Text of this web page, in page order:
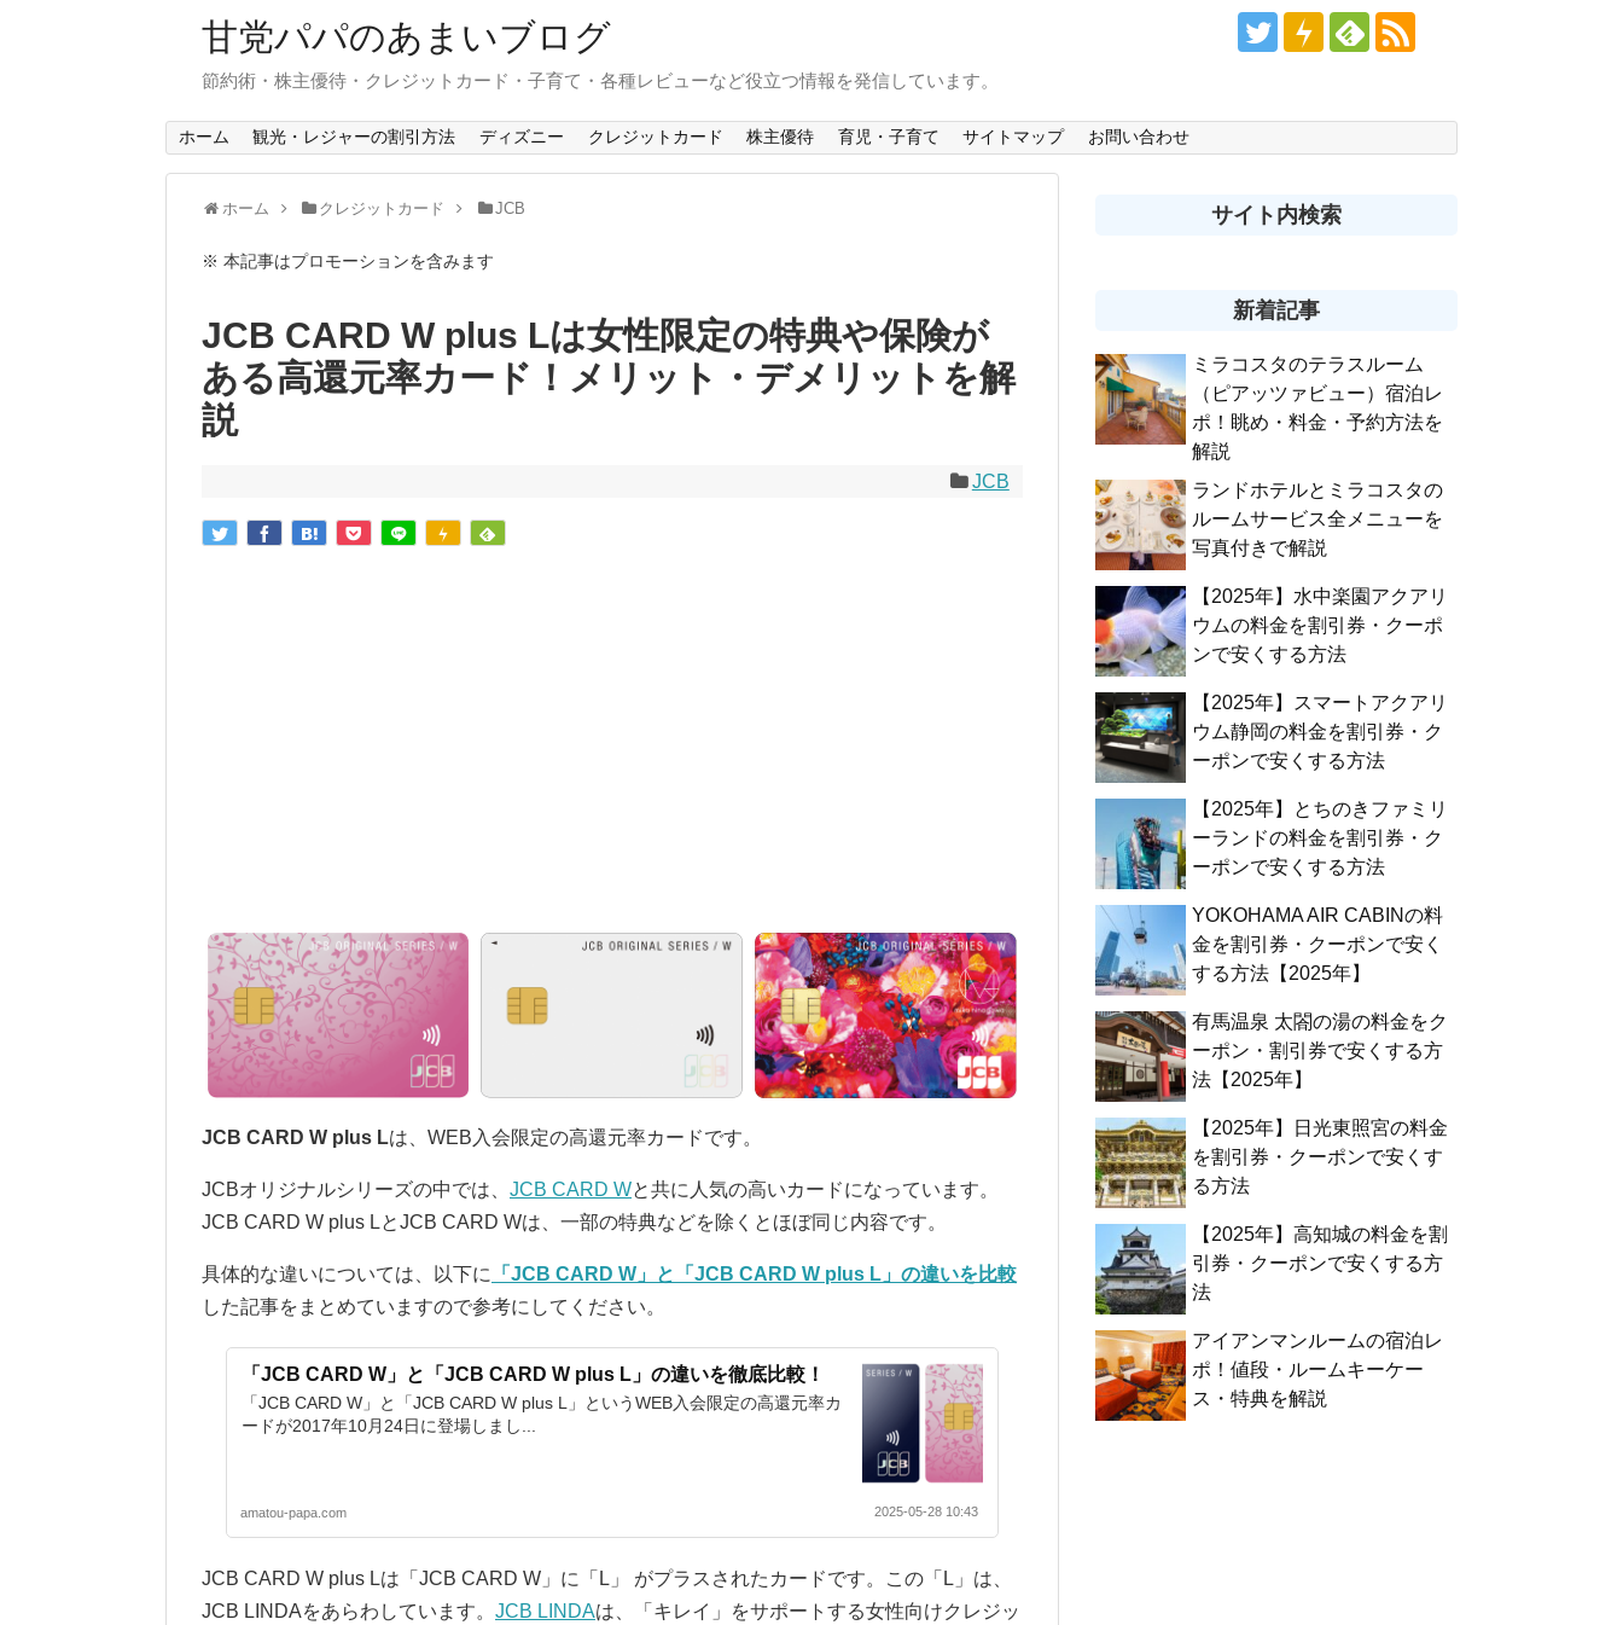
甘党パパのあまいブログ
節約術・株主優待・クレジットカード・子育て・各種レビューなど役立つ情報を発信しています。
ホーム 観光・レジャーの割引方法 ディズニー クレジットカード 株主優待 育児・子育て サイトマップ お問い合わせ
ホーム クレジットカード JCB
※ 本記事はプロモーションを含みます
JCB CARD W plus Lは女性限定の特典や保険が
ある高還元率カード！メリット・デメリットを解
説
JCB
JCB CARD W plus Lは、WEB入会限定の高還元率カードです。
JCBオリジナルシリーズの中では、 JCB CARD Wと共に人気の高いカードになっています。
JCB CARD W plus LとJCB CARD Wは、一部の特典などを除くとほぼ同じ内容です。
具体的な違いについては、以下に
「JCB CARD W」と「JCB CARD W plus L」の違いを比較
した記事をまとめていますので参考にしてください。
「JCB CARD W」と「JCB CARD W plus L」の違いを徹底比較！
「JCB CARD W」と「JCB CARD W plus L」というWEB入会限定の高還元率カ
ードが2017年10月24日に登場しまし...
amatou-papa.com 2025-05-28 10:43
JCB CARD W plus Lは「JCB CARD W」に「L」 がプラスされたカードです。この「L」は、
JCB LINDAをあらわしています。 JCB LINDAは、「キレイ」をサポートする女性向けクレジッ
サイト内検索
新着記事
ミラコスタのテラスルーム
（ピアッツァビュー）宿泊レ
ポ！眺め・料金・予約方法を
解説
ランドホテルとミラコスタの
ルームサービス全メニューを
写真付きで解説
【2025年】水中楽園アクアリ
ウムの料金を割引券・クーポ
ンで安くする方法
【2025年】スマートアクアリ
ウム静岡の料金を割引券・ク
ーポンで安くする方法
【2025年】とちのきファミリ
ーランドの料金を割引券・ク
ーポンで安くする方法
YOKOHAMA AIR CABINの料
金を割引券・クーポンで安く
する方法【2025年】
有馬温泉 太閤の湯の料金をク
ーポン・割引券で安くする方
法【2025年】
【2025年】日光東照宮の料金
を割引券・クーポンで安くす
る方法
【2025年】高知城の料金を割
引券・クーポンで安くする方
法
アイアンマンルームの宿泊レ
ポ！値段・ルームキーケー
ス・特典を解説